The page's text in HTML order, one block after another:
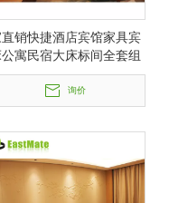
直销快捷酒店宾馆家具宾
寓民宿大床标间全套组
桌 商务酒店宾馆客房套
装家具酒店家具全套
询价